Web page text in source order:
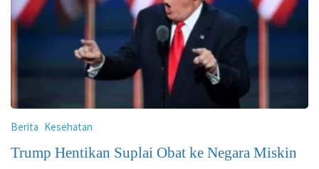
Berita Kesehatan
Trump Hentikan Suplai Obat ke Negara Miskin